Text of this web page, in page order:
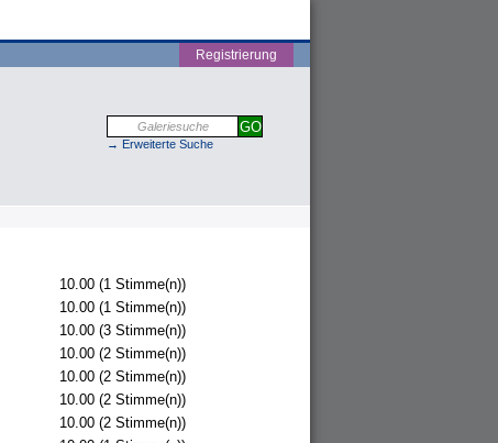
Registrierung
→ Erweiterte Suche
10.00 (1 Stimme(n))
10.00 (1 Stimme(n))
10.00 (3 Stimme(n))
10.00 (2 Stimme(n))
10.00 (2 Stimme(n))
10.00 (2 Stimme(n))
10.00 (2 Stimme(n))